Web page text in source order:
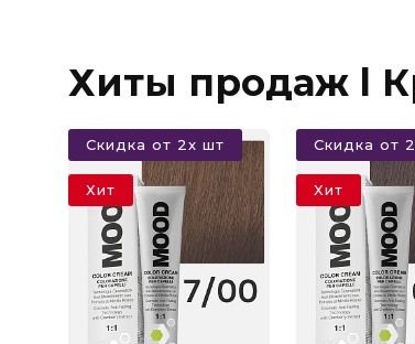
Хиты продаж l
Скидка от 2х шт
Хит
Скидка от
Хит